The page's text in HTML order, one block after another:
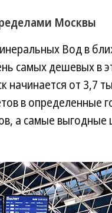
Москвы
Вод в
самых дешевых в
начинается от 3,7
в определенные
а самые выгодные